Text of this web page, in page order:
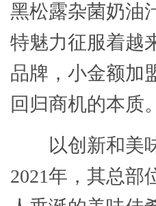
黑松露杂菌奶油
特魅力征服着越
品牌，小金额加
回归商机的本质。
以创新和美味
2021年，其总部